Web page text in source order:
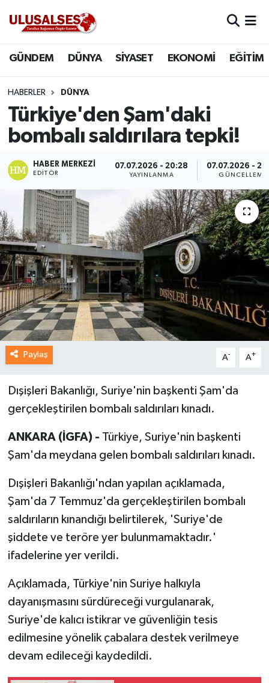
GÜNDEM DÜNYA SİYASET EKONOMİ EĞİTİM
HABERLER DÜNYA
Türkiye'den Şam'daki
bombalı saldırılara tepki!
HABER MERKEZI
EDITÖR
07.07.2026 - 20:28
YAYINLANMA
07.07.2026 -
GÜNCELLEME
Paylaş A- A+
Dışişleri Bakanlığı, Suriye'nin başkenti Şam'da
gerçekleştirilen bombalı saldırıları kınadı.
ANKARA (İGFA) - Türkiye, Suriye'nin başkenti
Şam'da meydana gelen bombalı saldırıları kınadı.
Dışişleri Bakanlığı'ndan yapılan açıklamada,
Şam'da 7 Temmuz'da gerçekleştirilen bombalı
saldırıların kınandığı belirtilerek, 'Suriye'de
şiddete ve teröre yer bulunmamaktadır.'
ifadelerine yer verildi.
Açıklamada, Türkiye'nin Suriye halkıyla
dayanışmasını sürdüreceği vurgulanarak,
Suriye'de kalıcı istikrar ve güvenliğin tesis
edilmesine yönelik çabalara destek verilmeye
devam edileceği kaydedildi.
DÜNYA
SİYASET
EKONOMİ
EĞİTİM
SAĞLIK
MAGAZİN
SPOR
Trafik Durumu
Süper Lig Puan Durumu ve Fikstür
Tüm Manşetler
Son Dakika Haberleri
Haber Arşivi